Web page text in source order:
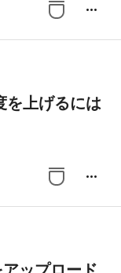
more_horiz
を上げるには
more_horiz